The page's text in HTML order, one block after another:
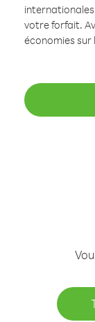
votre forfait.
économies sur